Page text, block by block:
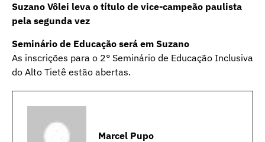
Suzano Vôlei leva o título de vice-campeão paulista
pela segunda vez
Seminário de Educação será em Suzano
As inscrições para o 2° Seminário de Educação Inclusiva
do Alto Tietê estão abertas.
Marcel Pupo